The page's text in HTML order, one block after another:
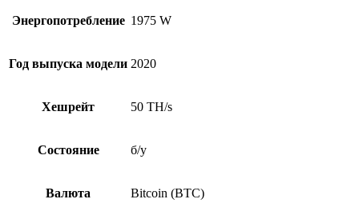
Энергопотребление 1975 W
Год выпуска модели 2020
Хешрейт 50 TH/s
Состояние б/у
Валюта Bitcoin (BTC)